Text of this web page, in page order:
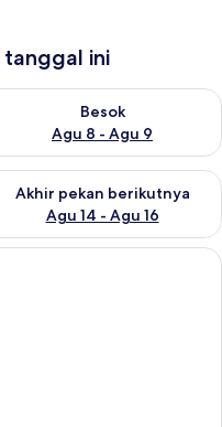
tanggal ini
Agu 7 - Agu 8
Besok
Agu 8 - Agu 9
ketersediaan untuk
ini Agu 7 - Agu 9
Akhir pekan berikutnya
Agu 14 - Agu 16
ketersediaan untuk
kerja, tirai kedap cahaya, dan